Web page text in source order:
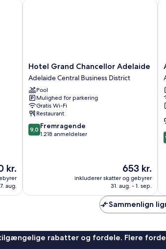
kr.
aug.
Hotel
Grand
Chancellor
Adelaide
Adelaide
Central
Business
District
Hotel Grand Chancellor Adelaide
Adelaide Central Business District
Pool
Mulighed for parkering
Gratis Wi-Fi
Restaurant
9.0
ud
9,0 Fremragende
1.218 anmeldelser
Prisen
er
653 kr.
653 kr.
inkluderer skatter og gebyrer
31. aug. - 1. sep.
Sammenlign
rabatter og fordele. Flere